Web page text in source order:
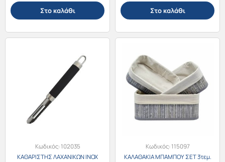
Στο καλάθι Στο καλάθι
Κωδικός:102035
ΚΑΘΑΡΙΣΤΗΣ ΛΑΧΑΝΙΚΩΝ ΙΝΟΧ
Κωδικός:115097
ΚΑΛΑΘΑΚΙΑ ΜΠΑΜΠΟΥ ΣΕΤ 3τεμ.